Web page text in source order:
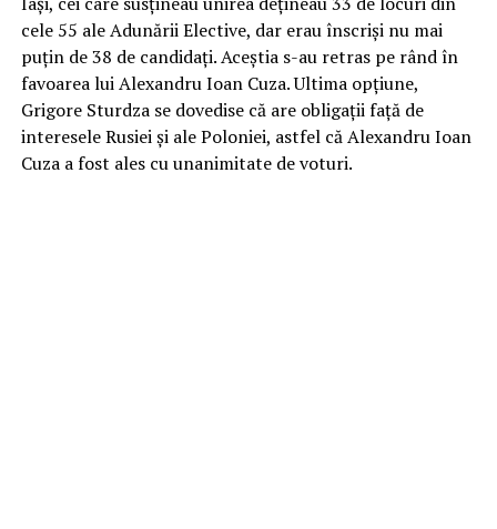
cele 55 ale Adunării Elective, dar erau înscrişi nu mai
puţin de 38 de candidaţi. Aceştia s-au retras pe rând în
favoarea lui Alexandru Ioan Cuza. Ultima opţiune,
Grigore Sturdza se dovedise că are obligaţii faţă de
interesele Rusiei şi ale Poloniei, astfel că Alexandru Ioan
Cuza a fost ales cu unanimitate de voturi.